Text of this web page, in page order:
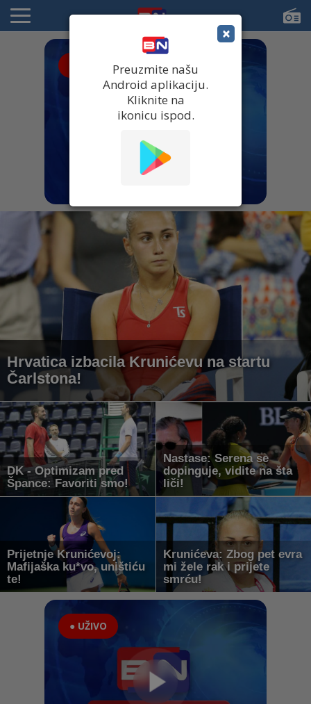
Hrvatica izbacila Krunićevu na startu
Čarlstona!
DK - Optimizam pred
Špance: Favoriti smo!
Nastase: Serena se
dopinguje, vidite na šta
liči!
Prijetnje Krunićevoj:
Mafijaška ku*vo, uništiću
te!
Krunićeva: Zbog pet evra
mi žele rak i prijete
smrću!
● UŽIVO
×
Preuzmite našu
Android aplikaciju.
Kliknite na
ikonicu ispod.